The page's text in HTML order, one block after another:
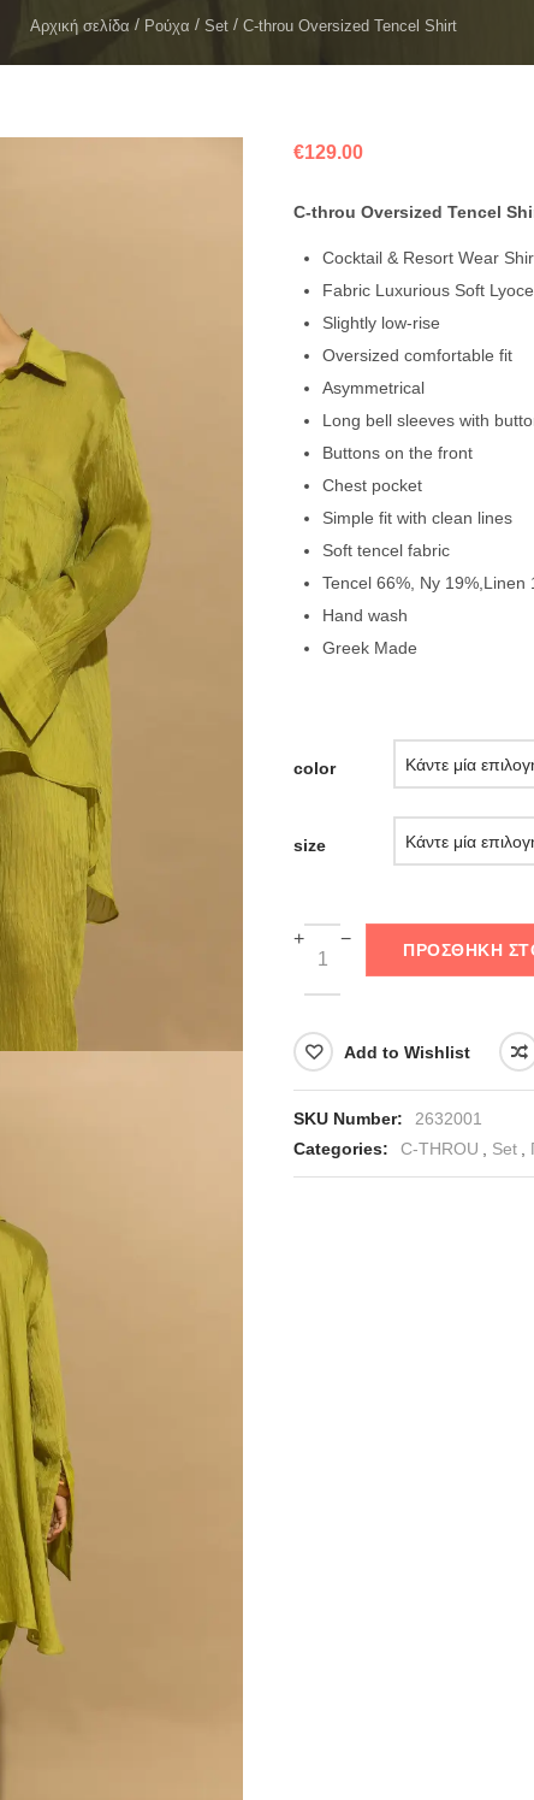
Search Button
Αρχική σελίδα Ρούχα Set C-throu Oversized Tencel Shirt
€129.00
C-throu Oversized Tencel
Cocktail & Resort Wear
Fabric Luxurious Soft
Slightly low-rise
Oversized comfortable fit
Asymmetrical
Long bell sleeves with
Buttons on the front
Chest pocket
Simple fit with clean lines
Soft tencel fabric
Tencel 66%, Ny 19%,Linen
Hand wash
Greek Made
color
size
+ −
ΠΡΟΣΘΉΚΗ
Add to Wishlist
SKU Number:
2632001
Categories:
C-THROU Set